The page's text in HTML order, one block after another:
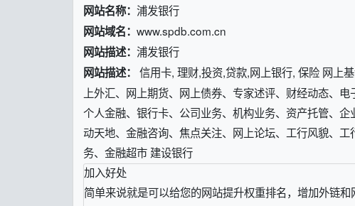
网站名称： 浦发银行
网站域名： www.spdb.com.cn
网站描述： 浦发银行
网站描述： 信用卡, 理财,投资,贷款,网上银行, 保险 网上
上外汇、网上期货、网上债券、专家述评、财经动态、
个人金融、银行卡、公司业务、机构业务、资产托管、
动天地、金融咨询、焦点关注、网上论坛、工行风貌、
务、金融超市 建设银行
加入好处
简单来说就是可以给您的网站提升权重排名，增加外链